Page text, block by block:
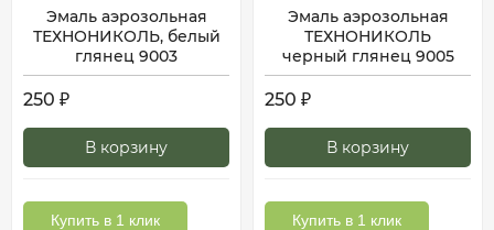
Эмаль аэрозольная
ТЕХНОНИКОЛЬ, белый
глянец 9003
250 ₽
В корзину
Купить в 1 клик
Эмаль аэрозольная
ТЕХНОНИКОЛЬ
черный глянец 9005
250 ₽
В корзину
Купить в 1 клик